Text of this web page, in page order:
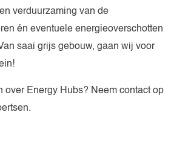
verduurzaming van de
én eventuele energieoverschotten
saai grijs gebouw, gaan wij voor
over Energy Hubs? Neem contact op